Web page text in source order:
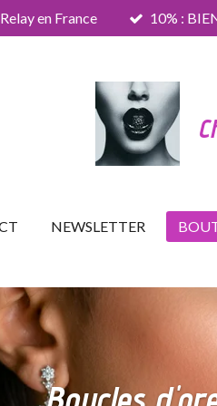
en France 10% :
NEWSLETTER